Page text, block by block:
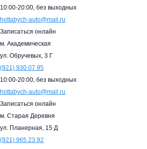
10:00-20:00, без выходных
hottabych-auto@mail.ru
Записаться онлайн
м. Академическая
ул. Обручевых, 3 Г
(921) 930 07 95
10:00-20:00, без выходных
hottabych-auto@mail.ru
Записаться онлайн
м. Старая Деревня
ул. Планерная, 15 Д
(921) 965 23 92